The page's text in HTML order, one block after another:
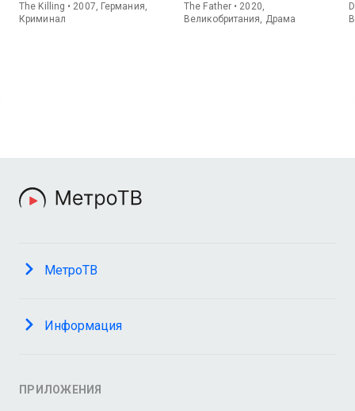
The Killing • 2007, Германия,
Криминал
The Father • 2020,
Великобритания, Драма
МетроТВ
Информация
ПРИЛОЖЕНИЯ